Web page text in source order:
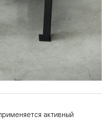
активный